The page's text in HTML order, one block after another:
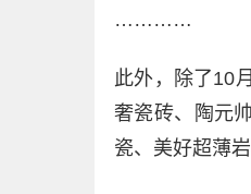
…………
此外，除了10
奢瓷砖、陶元
瓷、美好超薄